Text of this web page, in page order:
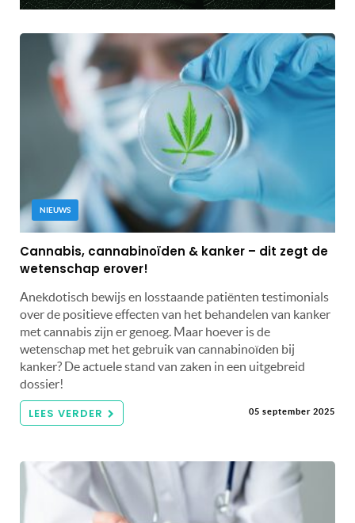
NIEUWS
Cannabis, cannabinoïden & kanker – dit zegt de
wetenschap erover!
Anekdotisch bewijs en losstaande patiënten testimonials
over de positieve effecten van het behandelen van kanker
met cannabis zijn er genoeg. Maar hoever is de
wetenschap met het gebruik van cannabinoïden bij
kanker? De actuele stand van zaken in een uitgebreid
dossier!
LEES VERDER 05 september 2025